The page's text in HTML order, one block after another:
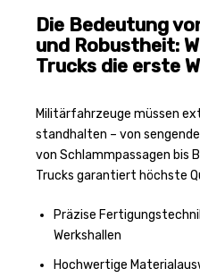
Die Bedeutung
und Robustheit:
Trucks die erste
Militärfahrzeuge müssen
standhalten – von
von Schlammpassagen bis
Trucks garantiert höchste
Präzise
Werkshallen
Hochwertige